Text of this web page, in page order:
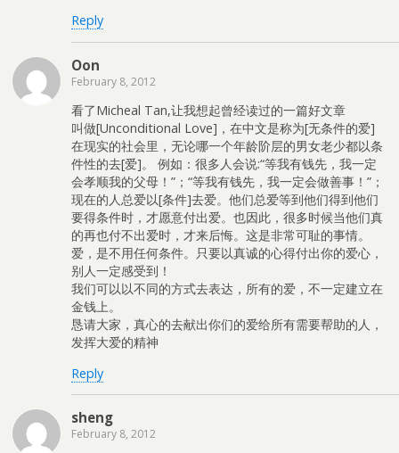
Reply
Oon
February 8, 2012
看了Micheal Tan,让我想起曾经读过的一篇好文章
叫做[Unconditional Love]，在中文是称为[无条件的爱]
在现实的社会里，无论哪一个年龄阶层的男女老少都以条
件性的去[爱]。 例如：很多人会说:“等我有钱先，我一定
会孝顺我的父母！”；“等我有钱先，我一定会做善事！”；
现在的人总爱以[条件]去爱。他们总爱等到他们得到他们
要得条件时，才愿意付出爱。也因此，很多时候当他们真
的再也付不出爱时，才来后悔。这是非常可耻的事情。
爱，是不用任何条件。只要以真诚的心得付出你的爱心，
别人一定感受到！
我们可以以不同的方式去表达，所有的爱，不一定建立在
金钱上。
恳请大家，真心的去献出你们的爱给所有需要帮助的人，
发挥大爱的精神
Reply
sheng
February 8, 2012